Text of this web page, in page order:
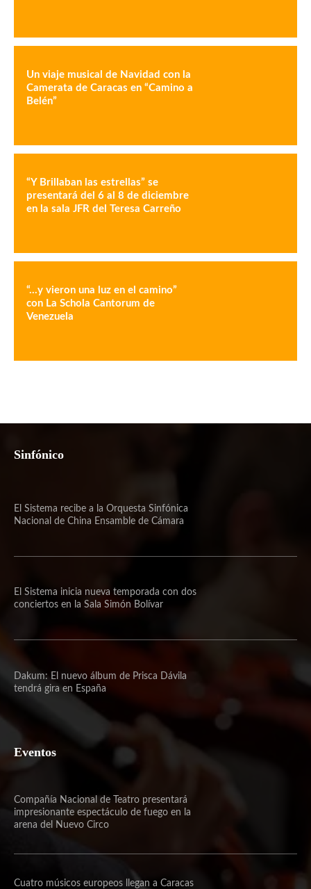
Un viaje musical de Navidad con la
Camerata de Caracas en “Camino a
Belén”
“Y Brillaban las estrellas” se
presentará del 6 al 8 de diciembre
en la sala JFR del Teresa Carreño
“…y vieron una luz en el camino”
con La Schola Cantorum de
Venezuela
Sinfónico
El Sistema recibe a la Orquesta Sinfónica
Nacional de China Ensamble de Cámara
El Sistema inicia nueva temporada con dos
conciertos en la Sala Simón Bolívar
Dakum: El nuevo álbum de Prisca Dávila
tendrá gira en España
Eventos
Compañía Nacional de Teatro presentará
impresionante espectáculo de fuego en la
arena del Nuevo Circo
Cuatro músicos europeos llegan a Caracas